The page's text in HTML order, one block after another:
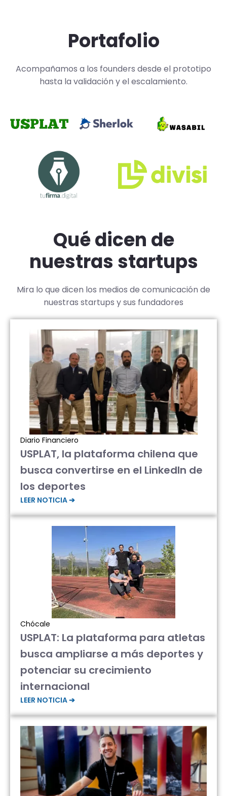
Portafolio
Acompañamos a los founders desde el prototipo
hasta la validación y el escalamiento.
Qué dicen de
nuestras startups
Mira lo que dicen los medios de comunicación de
nuestras startups y sus fundadores
Diario Financiero
USPLAT, la plataforma chilena que
busca convertirse en el LinkedIn de
los deportes
LEER NOTICIA ➔
Chócale
USPLAT: La plataforma para atletas
busca ampliarse a más deportes y
potenciar su crecimiento
internacional
LEER NOTICIA ➔